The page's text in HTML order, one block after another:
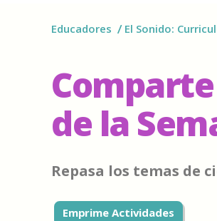
Educadores El Sonido:
de la
Repasa los temas de
Emprime Actividades